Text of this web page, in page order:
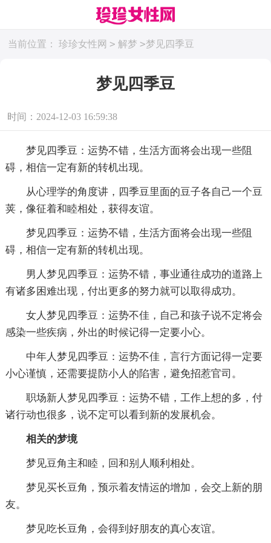
当前位置： 珍珍女性网 > 解梦 >梦见四季豆
梦见四季豆
时间：2024-12-03 16:59:38
梦见四季豆：运势不错，生活方面将会出现一些阻
碍，相信一定有新的转机出现。
从心理学的角度讲，四季豆里面的豆子各自己一个豆
荚，像征着和睦相处，获得友谊。
梦见四季豆：运势不错，生活方面将会出现一些阻
碍，相信一定有新的转机出现。
男人梦见四季豆：运势不错，事业通往成功的道路上
有诸多困难出现，付出更多的努力就可以取得成功。
女人梦见四季豆：运势不佳，自己和孩子说不定将会
感染一些疾病，外出的时候记得一定要小心。
中年人梦见四季豆：运势不佳，言行方面记得一定要
小心谨慎，还需要提防小人的陷害，避免招惹官司。
职场新人梦见四季豆：运势不错，工作上想的多，付
诸行动也很多，说不定可以看到新的发展机会。
相关的梦境
梦见豆角主和睦，回和别人顺利相处。
梦见买长豆角，预示着友情运的增加，会交上新的朋
友。
梦见吃长豆角，会得到好朋友的真心友谊。